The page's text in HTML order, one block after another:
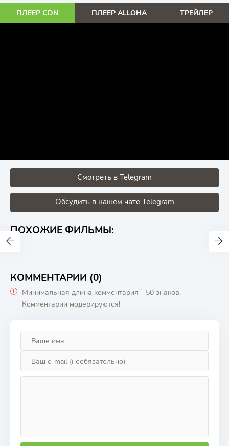
ПЛЕЕР CDN ПЛЕЕР ALLOHA ТРЕЙЛЕР
Смотреть в Telegram
Обсудить в нашем чате Telegram
ПОХОЖИЕ ФИЛЬМЫ:
КОММЕНТАРИИ (0)
Минимальная длина комментария - 50 знаков.
Комментарии модерируются!